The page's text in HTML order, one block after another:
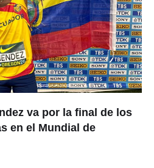
va por la final de los
en el Mundial de